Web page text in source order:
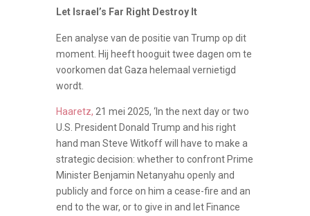
Let Israel’s Far Right Destroy It
Een analyse van de positie van Trump op dit
moment. Hij heeft hooguit twee dagen om te
voorkomen dat Gaza helemaal vernietigd
wordt.
Haaretz, 21 mei 2025, ‘In the next day or two
U.S. President Donald Trump and his right
hand man Steve Witkoff will have to make a
strategic decision: whether to confront Prime
Minister Benjamin Netanyahu openly and
publicly and force on him a cease-fire and an
end to the war, or to give in and let Finance